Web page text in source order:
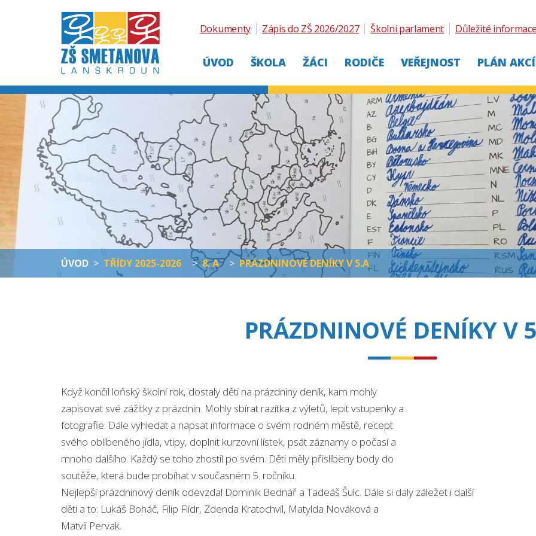
ÚVOD ŠKOLA ŽÁCI RODIČE VEŘEJNOST PLÁN AKCÍ
Dokumenty Zápis do ZŠ 2026/2027 Školní parlament Důležité
ÚVOD > TŘÍDY 2025-2026 > 8. A > PRÁZDNINOVÉ DENÍKY V 5.A
PRÁZDNINOVÉ DENÍKY V
Když končil loňský školní rok, dostaly děti na prázdniny deník, kam mohly
zapisovat své zážitky z prázdnin. Mohly sbírat razítka z výletů, lepit vstupenky a
fotografie. Dále vyhledat a napsat informace o svém rodném městě, recept
svého oblíbeného jídla, vtipy, doplnit kurzovní lístek, psát záznamy o počasí a
mnoho dalšího. Každý se toho zhostil po svém. Děti měly přislíbeny body do
soutěže, která bude probíhat v současném 5. ročníku.
Nejlepší prázdninový deník odevzdal Dominik Bednář a Tadeáš Šulc. Dále si daly záležet i další
děti a to: Lukáš Boháč, Filip Flídr, Zdenda Kratochvíl, Matylda Nováková a
Matvii Pervak.